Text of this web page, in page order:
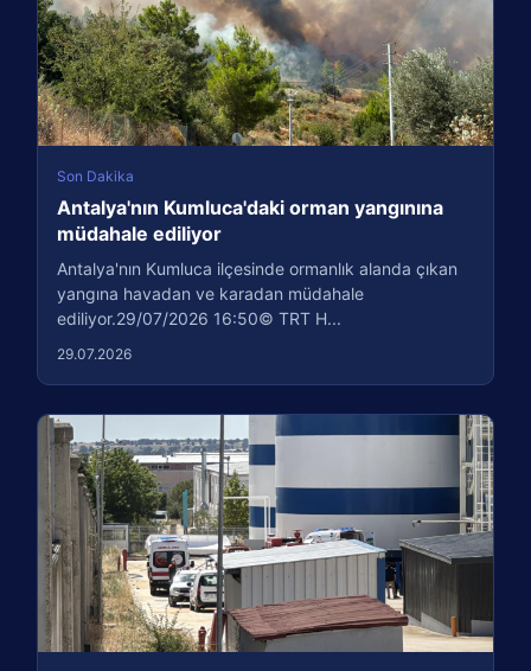
Son Dakika
Antalya'nın Kumluca'daki orman yangınına
müdahale ediliyor
Antalya'nın Kumluca ilçesinde ormanlık alanda çıkan
yangına havadan ve karadan müdahale
ediliyor.29/07/2026 16:50© TRT H...
29.07.2026